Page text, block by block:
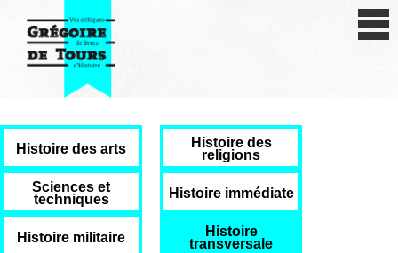
Antiquité
Moyen Age
Epoque moderne
Histoire des arts
Histoire des
religions
Sciences et
techniques
Histoire immédiate
Histoire militaire
Histoire
transversale